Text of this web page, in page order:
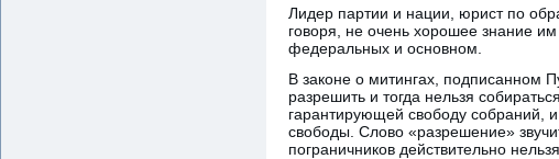
Лидер партии и нации, юрист по
говоря, не очень хорошее знание
федеральных и основном.
В законе о митингах, подписанном
разрешить и тогда нельзя
гарантирующей свободу собраний,
свободы. Слово «разрешение»
пограничников действительно